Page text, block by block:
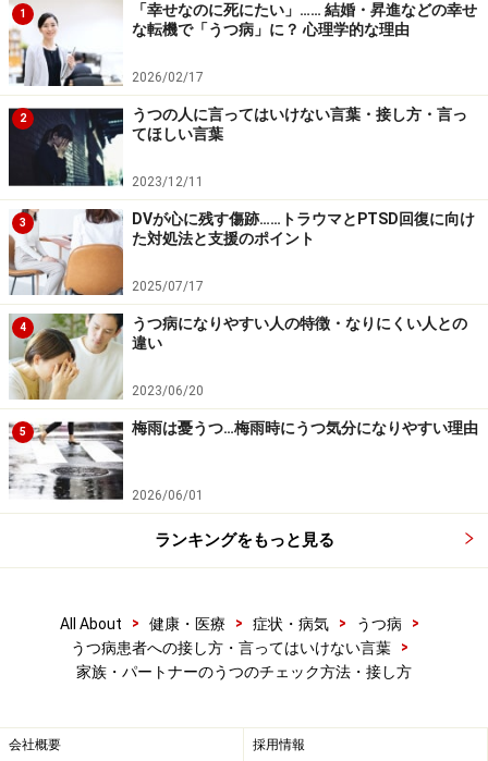
うつから回復していく上で、身近な人のサポートは重要な
カギです
うつの本人をサポートする際には、以下のことを念頭に
置くと良いと思います。
あせらないでゆっくり見守る
うつの症状がなかなか改善しないと、ご家族の方も「ど
うして、良くならないのかな」とあせってしまうかもし
れません。うつ病は治療で良くなる病気なのですが、残
念な事にすぐ治る病気ではありません。抗うつ薬の効果
が現れるまで、2週間程度かかります。しかし、抗うつ
薬に即効性がない事は、抗うつ薬に対する依存が生じな
いという利点でもあります。とにかく、ゆっくり見守っ
てあげましょう。
相手の態度、言動を深刻に受け止めない
せっかく気分を晴らしてあげようと思って、散歩に誘っ
事もあるでしょう。しかし、あまり真に受けないでおき
ましょう。うつになると、今まで楽しめていた事を楽し
ような態度を取らせていると考えてみましょう。
1
「幸せなのに死にたい」…… 結婚・昇進などの幸せ
な転機で「うつ病」に？ 心理学的な理由
2026/02/17
2
うつの人に言ってはいけない言葉・接し方・言っ
てほしい言葉
2023/12/11
3
DVが心に残す傷跡……トラウマとPTSD回復に向け
た対処法と支援のポイント
2025/07/17
4
うつ病になりやすい人の特徴・なりにくい人との
違い
2023/06/20
5 梅雨は憂うつ…梅雨時にうつ気分になりやすい理由
2026/06/01
ランキングをもっと見る
All About > 健康・医療 > 症状・病気 > うつ病
>
うつ病患者への接し方・言ってはいけない言葉
>
家族・パートナーのうつのチェック方法・接し方
会社概要 採用情報